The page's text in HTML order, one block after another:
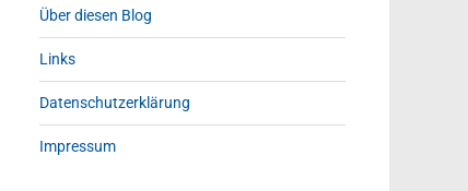
Über diesen Blog
Links
Datenschutzerklärung
Impressum